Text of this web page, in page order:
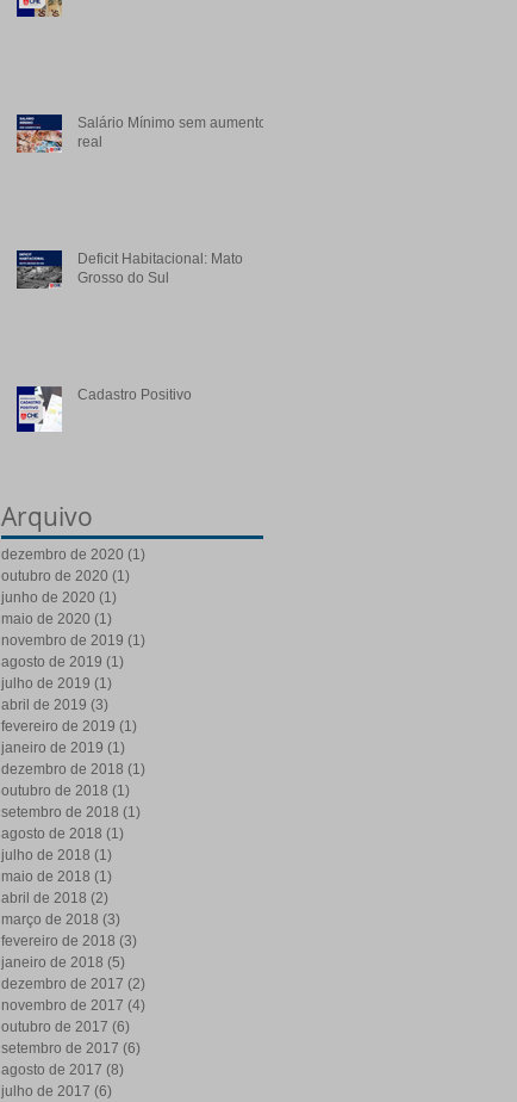
Salário Mínimo sem aumento
real
Deficit Habitacional: Mato
Grosso do Sul
Cadastro Positivo
Arquivo
dezembro de 2020 (1)
outubro de 2020 (1)
junho de 2020 (1)
maio de 2020 (1)
novembro de 2019 (1)
agosto de 2019 (1)
julho de 2019 (1)
abril de 2019 (3)
fevereiro de 2019 (1)
janeiro de 2019 (1)
dezembro de 2018 (1)
outubro de 2018 (1)
setembro de 2018 (1)
agosto de 2018 (1)
julho de 2018 (1)
maio de 2018 (1)
abril de 2018 (2)
março de 2018 (3)
fevereiro de 2018 (3)
janeiro de 2018 (5)
dezembro de 2017 (2)
novembro de 2017 (4)
outubro de 2017 (6)
setembro de 2017 (6)
agosto de 2017 (8)
julho de 2017 (6)